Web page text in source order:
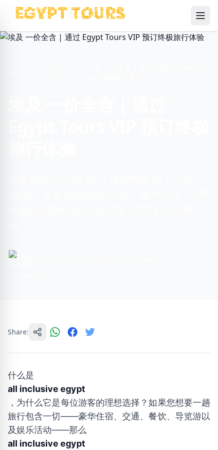
Share:
什么是
all inclusive egypt
，为什么它是每位游客的理想选择？如果您想要一趟
旅行包含一切——豪华住宿、交通、餐饮、导览游以
及娱乐活动——那么
all inclusive egypt